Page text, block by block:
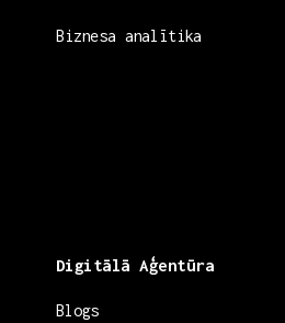
Biznesa analītika
Digitālā Aģentūra
Blogs